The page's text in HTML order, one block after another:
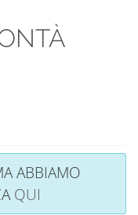
ABBIAMO
QUI